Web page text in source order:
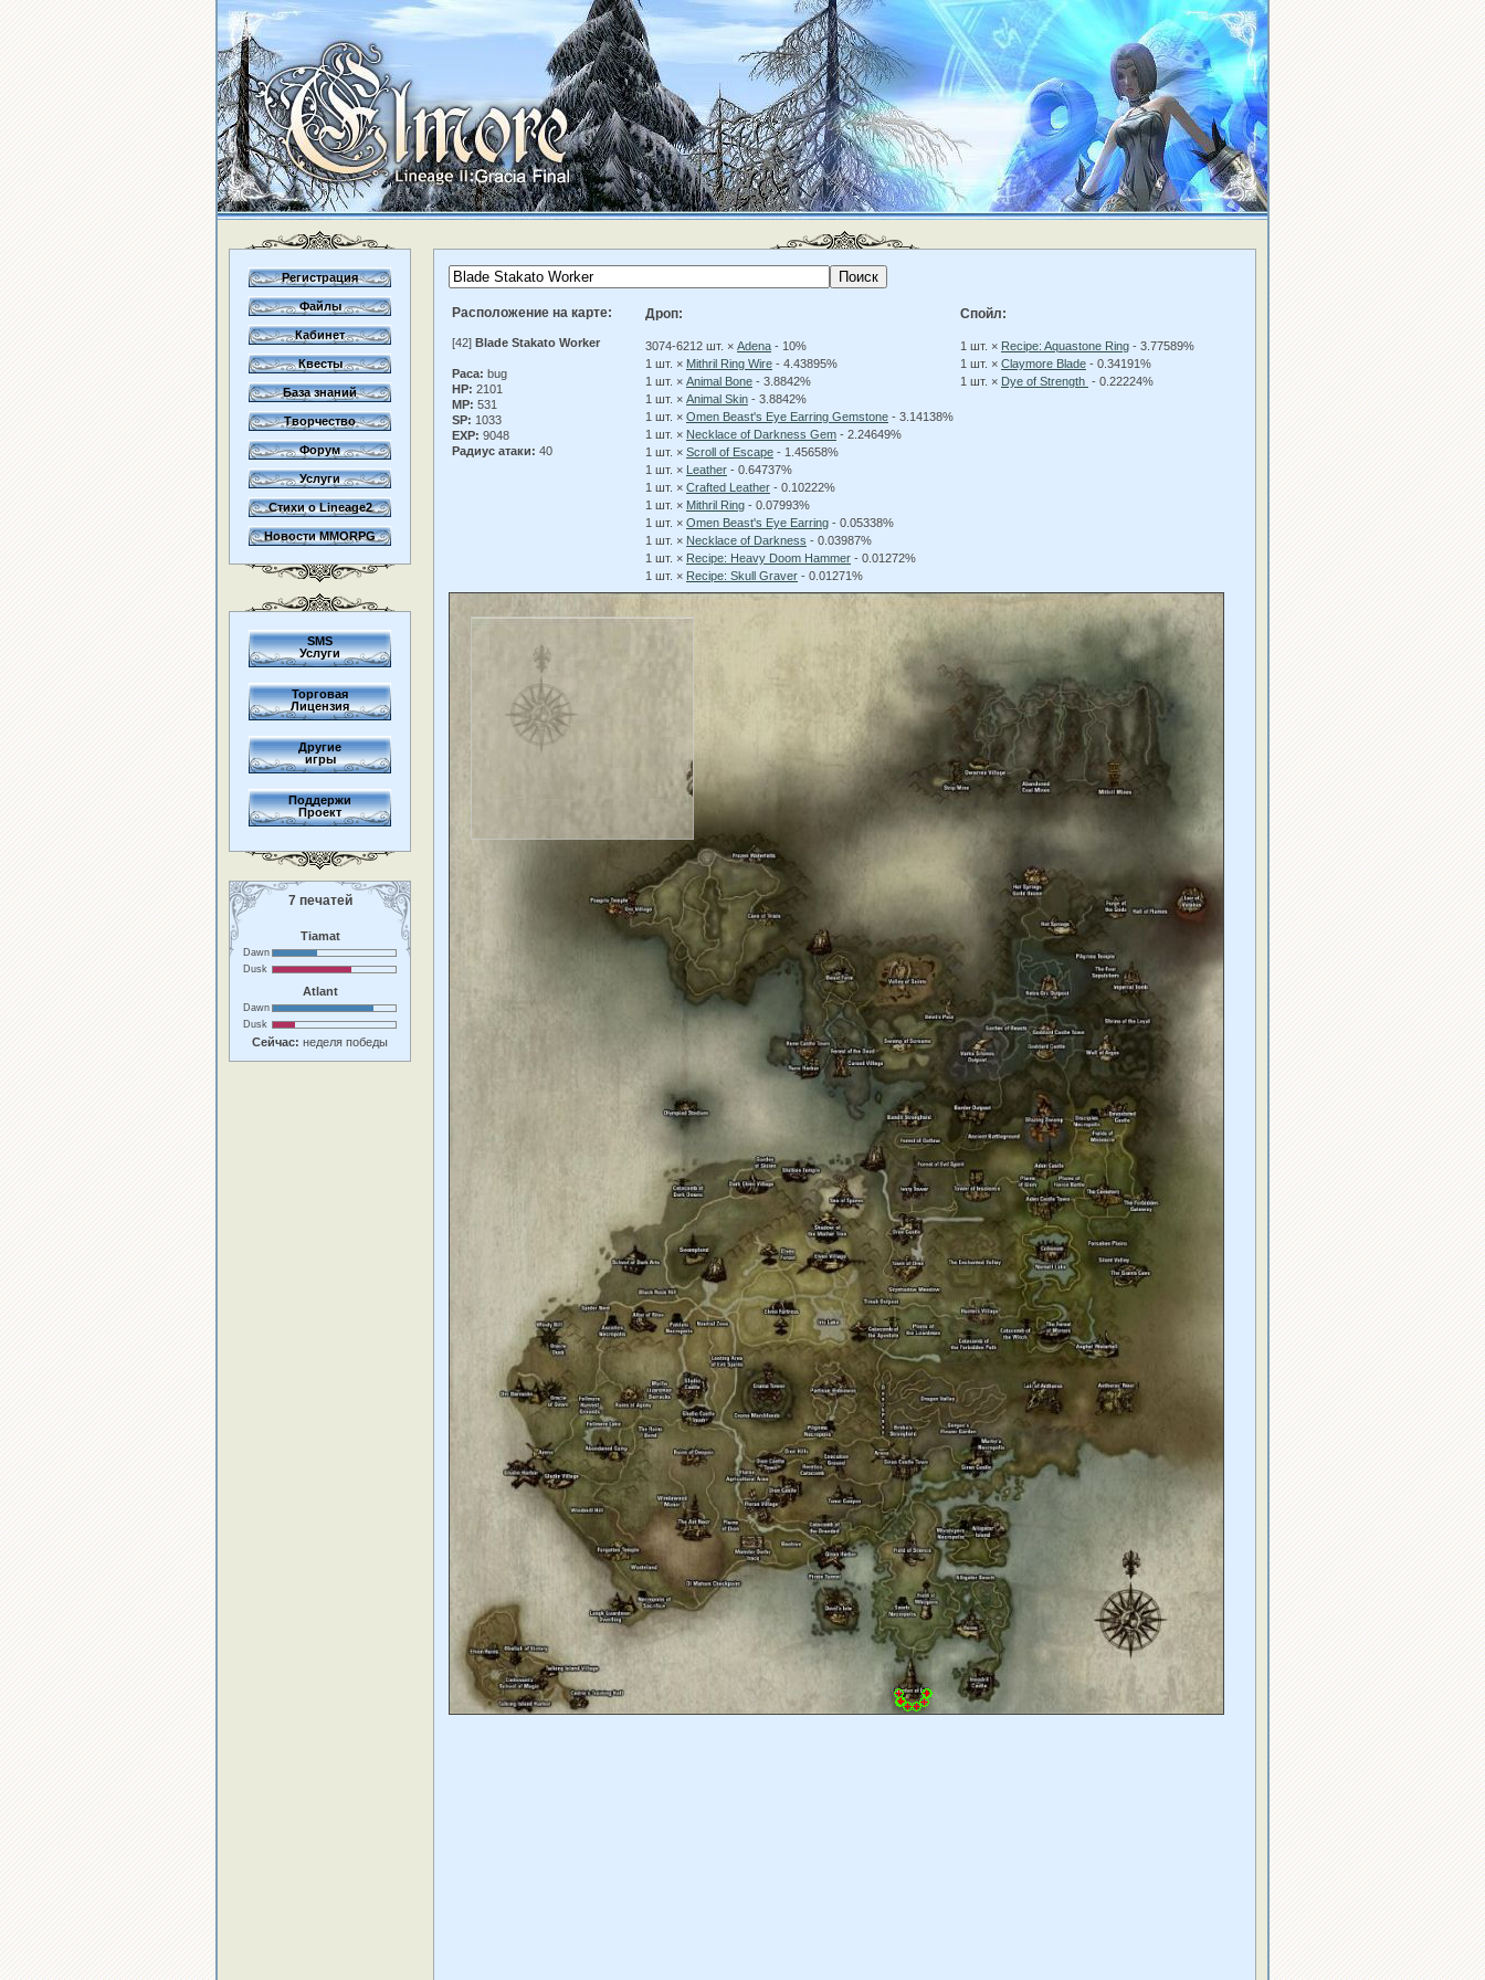
Регистрация
Файлы
Кабинет
Квесты
База знаний
Творчество
Форум
Услуги
Стихи о Lineage2
Новости MMORPG
SMS
Услуги
Торговая
Лицензия
Другие
игры
Поддержи
Проект
7 печатей
Tiamat
Dawn
Dusk
Atlant
Dawn
Dusk
Сейчас: неделя победы
Расположение на карте:
[42] Blade Stakato Worker
Раса: bug
HP: 2101
MP: 531
SP: 1033
EXP: 9048
Радиус атаки: 40
Дроп:
3074-6212 шт. × Adena - 10%
1 шт. × Mithril Ring Wire - 4.43895%
1 шт. × Animal Bone - 3.8842%
1 шт. × Animal Skin - 3.8842%
1 шт. × Omen Beast's Eye Earring Gemstone - 3.14138%
1 шт. × Necklace of Darkness Gem - 2.24649%
1 шт. × Scroll of Escape - 1.45658%
1 шт. × Leather - 0.64737%
1 шт. × Crafted Leather - 0.10222%
1 шт. × Mithril Ring - 0.07993%
1 шт. × Omen Beast's Eye Earring - 0.05338%
1 шт. × Necklace of Darkness - 0.03987%
1 шт. × Recipe: Heavy Doom Hammer - 0.01272%
1 шт. × Recipe: Skull Graver - 0.01271%
Спойл:
1 шт. × Recipe: Aquastone Ring - 3.77589%
1 шт. × Claymore Blade - 0.34191%
1 шт. × Dye of Strength - 0.22224%